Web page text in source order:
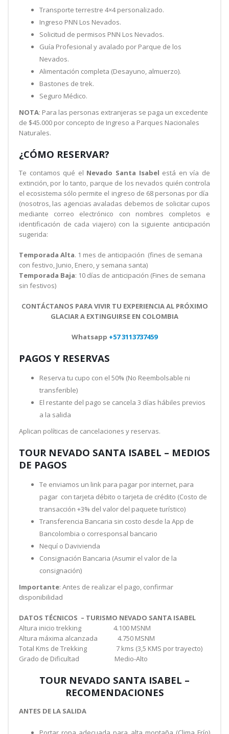
Transporte terrestre 4×4 personalizado.
Ingreso PNN Los Nevados.
Solicitud de permisos PNN Los Nevados.
Guía Profesional y avalado por Parque de los
Nevados.
Alimentación completa (Desayuno, almuerzo).
Bastones de trek.
Seguro Médico.
NOTA: Para las personas extranjeras se paga un excedente
de $45.000 por concepto de Ingreso a Parques Nacionales
Naturales.
¿CÓMO RESERVAR?
Te contamos qué el Nevado Santa Isabel está en vía de
extinción, por lo tanto, parque de los nevados quién controla
el ecosistema sólo permite el ingreso de 68 personas por día
(nosotros, las agencias avaladas debemos de solicitar cupos
mediante correo electrónico con nombres completos e
identificación de cada viajero) con la siguiente anticipación
sugerida:
Temporada Alta. 1 mes de anticipación (fines de semana
con festivo, Junio, Enero, y semana santa)
Temporada Baja: 10 días de anticipación (Fines de semana
sin festivos)
CONTÁCTANOS PARA VIVIR TU EXPERIENCIA AL PRÓXIMO
GLACIAR A EXTINGUIRSE EN COLOMBIA
Whatsapp +57 3113737459
PAGOS Y RESERVAS
Reserva tu cupo con el 50% (No Reembolsable ni
transferible)
El restante del pago se cancela 3 días hábiles previos
a la salida
Aplican políticas de cancelaciones y reservas.
TOUR NEVADO SANTA ISABEL – MEDIOS
DE PAGOS
Te enviamos un link para pagar por internet, para
pagar con tarjeta débito o tarjeta de crédito (Costo de
transacción +3% del valor del paquete turístico)
Transferencia Bancaria sin costo desde la App de
Bancolombia o corresponsal bancario
Nequí o Davivienda
Consignación Bancaria (Asumir el valor de la
consignación)
Importante: Antes de realizar el pago, confirmar
disponibilidad
DATOS TÉCNICOS – TURISMO NEVADO SANTA ISABEL
Altura inicio trekking 4.100 MSNM
Altura máxima alcanzada 4.750 MSNM
Total Kms de Trekking 7 kms (3,5 KMS por trayecto)
Grado de Dificultad Medio-Alto
TOUR NEVADO SANTA ISABEL –
RECOMENDACIONES
ANTES DE LA SALIDA